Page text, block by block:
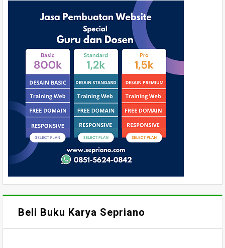
Beli Buku Karya Sepriano